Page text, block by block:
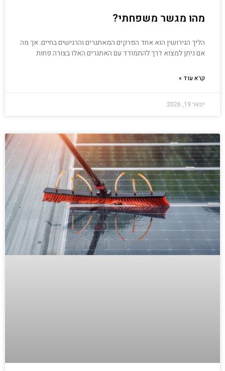
מהו מגשר משפחתי?
הליך הגירושין הוא אחד הפרקים המאתגרים והרגישים בחיים. אך מה
אם ניתן למצוא דרך להתמודד עם האתגרים האלו בצורה פחות
קרא עוד »
ינואר 19, 2026